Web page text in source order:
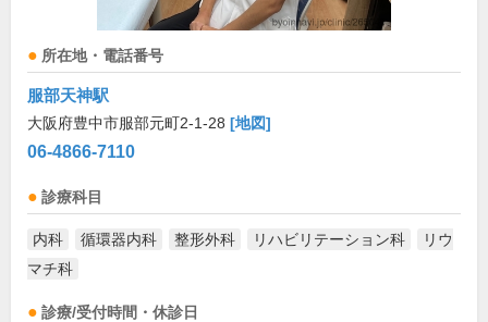
所在地・電話番号
服部天神駅
大阪府豊中市服部元町2-1-28 [地図]
06-4866-7110
診療科目
内科 循環器内科 整形外科 リハビリテーション科
リウ
マチ科
診療/受付時間・休診日